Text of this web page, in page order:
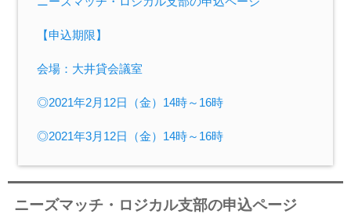
【申込期限】
会場：大井貸会議室
◎2021年2月12日（金）14時～16時
◎2021年3月12日（金）14時～16時
ニーズマッチ・ロジカル支部の申込ページ